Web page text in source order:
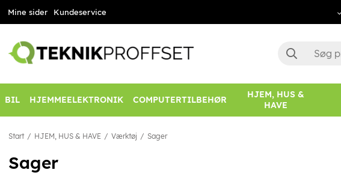
Mine sider Kundeservice
BIL HJEMMEELEKTRONIK COMPUTERTILBEHØR
HJEM, HUS &
HAVE
Start HJEM, HUS & HAVE Værktøj Sager
Sager